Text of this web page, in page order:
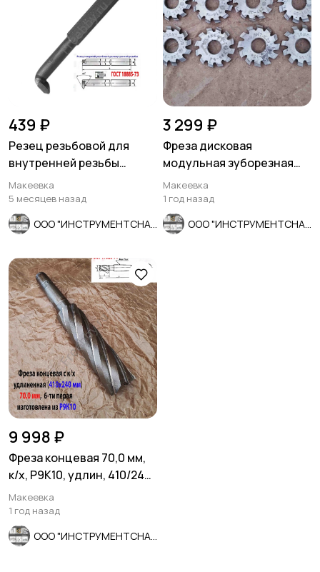
439 ₽
Резец резьбовой для
внутренней резьбы
16х16х170, Т5К10, 2662-
0005,.
Макеевка
5 месяцев назад
3 299 ₽
Фреза дисковая
модульная зуборезная
М0,8; Р6М5, 20°, Z12, к-т 8
шт
Макеевка
1 год назад
9 998 ₽
Фреза концевая 70,0 мм,
к/х, Р9К10, удлин, 410/240
мм, Z6, КМ5, СССР.
Макеевка
1 год назад